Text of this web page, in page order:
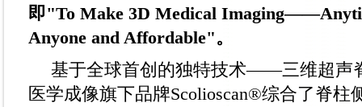
即"To Make 3D Medical
Anyone and Affordable"。
基于全球首创的独特技术——三维超声
医学成像旗下品牌Scolioscan®综合了脊柱